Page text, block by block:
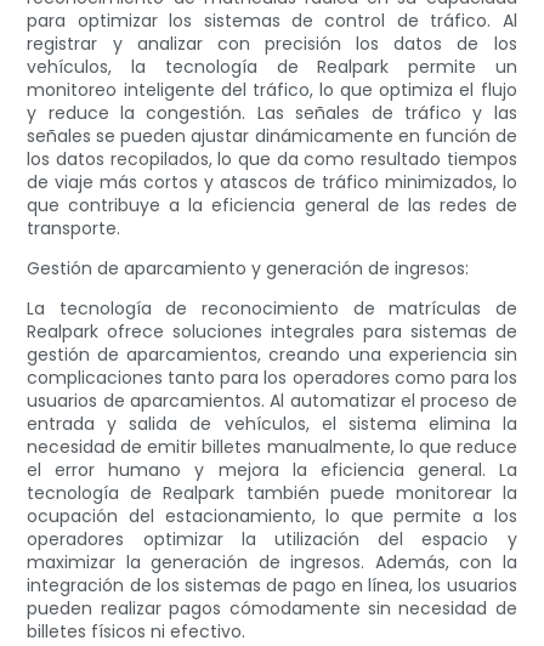
para optimizar los sistemas de control de tráfico. Al
registrar y analizar con precisión los datos de los
vehículos, la tecnología de Realpark permite un
monitoreo inteligente del tráfico, lo que optimiza el flujo
y reduce la congestión. Las señales de tráfico y las
señales se pueden ajustar dinámicamente en función de
los datos recopilados, lo que da como resultado tiempos
de viaje más cortos y atascos de tráfico minimizados, lo
que contribuye a la eficiencia general de las redes de
transporte.
Gestión de aparcamiento y generación de ingresos:
La tecnología de reconocimiento de matrículas de
Realpark ofrece soluciones integrales para sistemas de
gestión de aparcamientos, creando una experiencia sin
complicaciones tanto para los operadores como para los
usuarios de aparcamientos. Al automatizar el proceso de
entrada y salida de vehículos, el sistema elimina la
necesidad de emitir billetes manualmente, lo que reduce
el error humano y mejora la eficiencia general. La
tecnología de Realpark también puede monitorear la
ocupación del estacionamiento, lo que permite a los
operadores optimizar la utilización del espacio y
maximizar la generación de ingresos. Además, con la
integración de los sistemas de pago en línea, los usuarios
pueden realizar pagos cómodamente sin necesidad de
billetes físicos ni efectivo.